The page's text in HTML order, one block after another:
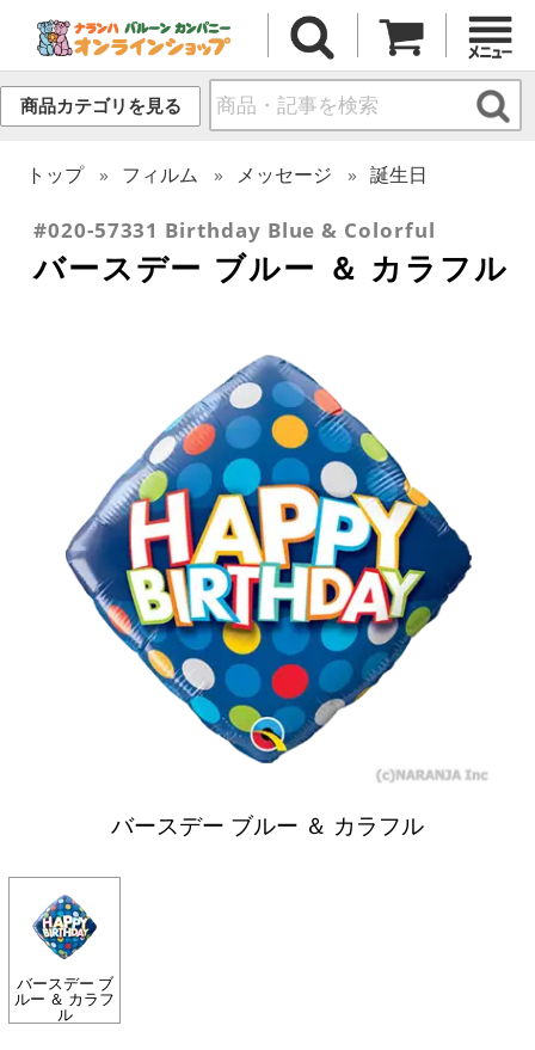
商品カテゴリを見る
トップ フィルム メッセージ 誕生日
#020-57331 Birthday Blue & Colorful
バースデー ブルー ＆ カラフル
バースデー ブルー ＆ カラフル
バースデー ブ
ルー ＆ カラフ
ル